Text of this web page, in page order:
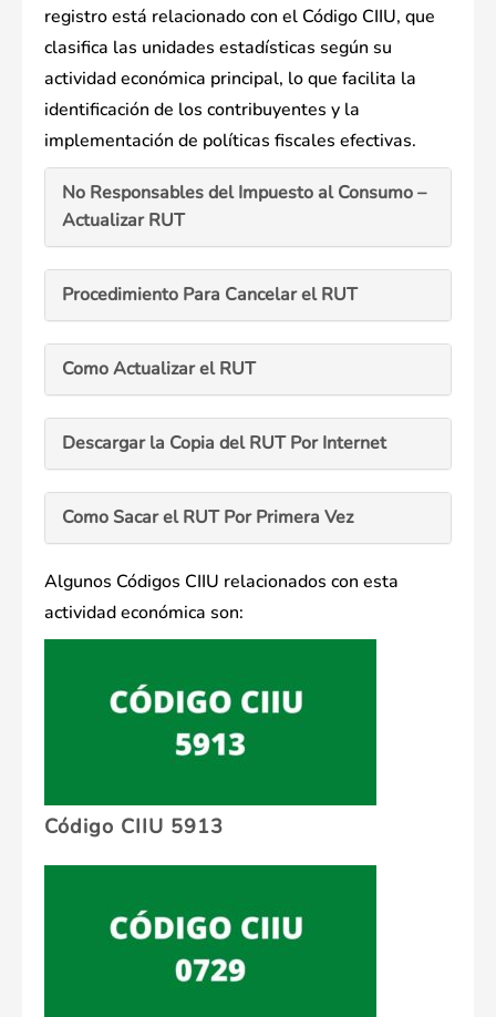
registro está relacionado con el Código CIIU, que
clasifica las unidades estadísticas según su
actividad económica principal, lo que facilita la
identificación de los contribuyentes y la
implementación de políticas fiscales efectivas.
No Responsables del Impuesto al Consumo –
Actualizar RUT
Procedimiento Para Cancelar el RUT
Como Actualizar el RUT
Descargar la Copia del RUT Por Internet
Como Sacar el RUT Por Primera Vez
Algunos Códigos CIIU relacionados con esta
actividad económica son:
Código CIIU 5913